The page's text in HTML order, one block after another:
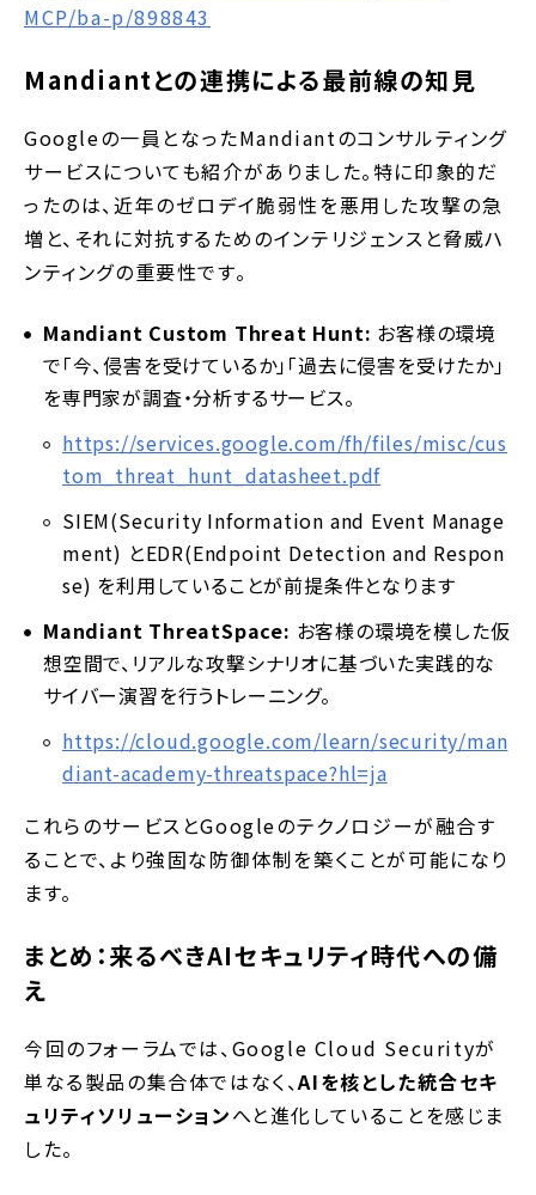
MCP/ba-p/898843
Mandiantとの連携による最前線の知見
Googleの一員となったMandiantのコンサルティング
サービスについても紹介がありました。特に印象的だ
ったのは、近年のゼロデイ脆弱性を悪用した攻撃の急
増と、それに対抗するためのインテリジェンスと脅威ハ
ンティングの重要性です。
Mandiant Custom Threat Hunt: お客様の環境
で「今、侵害を受けているか」「過去に侵害を受けたか」
を専門家が調査・分析するサービス。
https://services.google.com/fh/files/misc/cus
tom_threat_hunt_datasheet.pdf
SIEM(Security Information and Event Manage
ment) とEDR(Endpoint Detection and Respon
se) を利用していることが前提条件となります
Mandiant ThreatSpace: お客様の環境を模した仮
想空間で、リアルな攻撃シナリオに基づいた実践的な
サイバー演習を行うトレーニング。
https://cloud.google.com/learn/security/man
diant-academy-threatspace?hl=ja
これらのサービスとGoogleのテクノロジーが融合す
ることで、より強固な防御体制を築くことが可能になり
ます。
まとめ：来るべきAIセキュリティ時代への備
え
今回のフォーラムでは、Google Cloud Securityが
単なる製品の集合体ではなく、AIを核とした統合セキ
ュリティソリューションへと進化していることを感じま
した。